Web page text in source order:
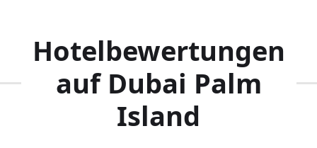
Hotelbewertungen
auf Dubai Palm
Island